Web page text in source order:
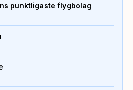
punktligaste flygbolag